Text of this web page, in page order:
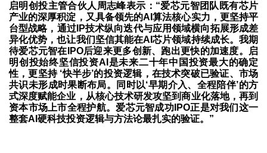
启明创投主管合伙人周志峰表示：“爱芯元智团队既有芯片
产业的深厚积淀，又具备领先的AI算法核心实力，更坚持平
台型战略，通过IP技术纵向迭代与应用领域横向拓展形成差
异化优势，也让我们坚信其能在AI芯片领域持续成长。我期
待爱芯元智在IPO后迎来更多创新、跑出更快的加速度。启
明创投始终坚信投资AI是未来二十年中国投资最大的确定
性，更坚持 ‘快半步’的投资逻辑，在技术突破已验证、市场
共识未形成时果断布局。同时以‘早期介入、全程陪伴’的方
式深度赋能企业，从核心技术研发攻坚到商业化落地，再到
资本市场上市全程护航。爱芯元智成功IPO正是对我们这一
整套AI硬科技投资逻辑与方法论最扎实的验证。”